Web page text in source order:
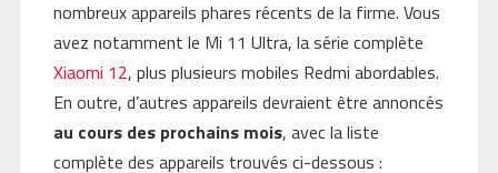
nombreux appareils phares récents de la firme. Vous
avez notamment le Mi 11 Ultra, la série complète
Xiaomi 12, plus plusieurs mobiles Redmi abordables.
En outre, d’autres appareils devraient être annoncés
au cours des prochains mois, avec la liste
complète des appareils trouvés ci-dessous :